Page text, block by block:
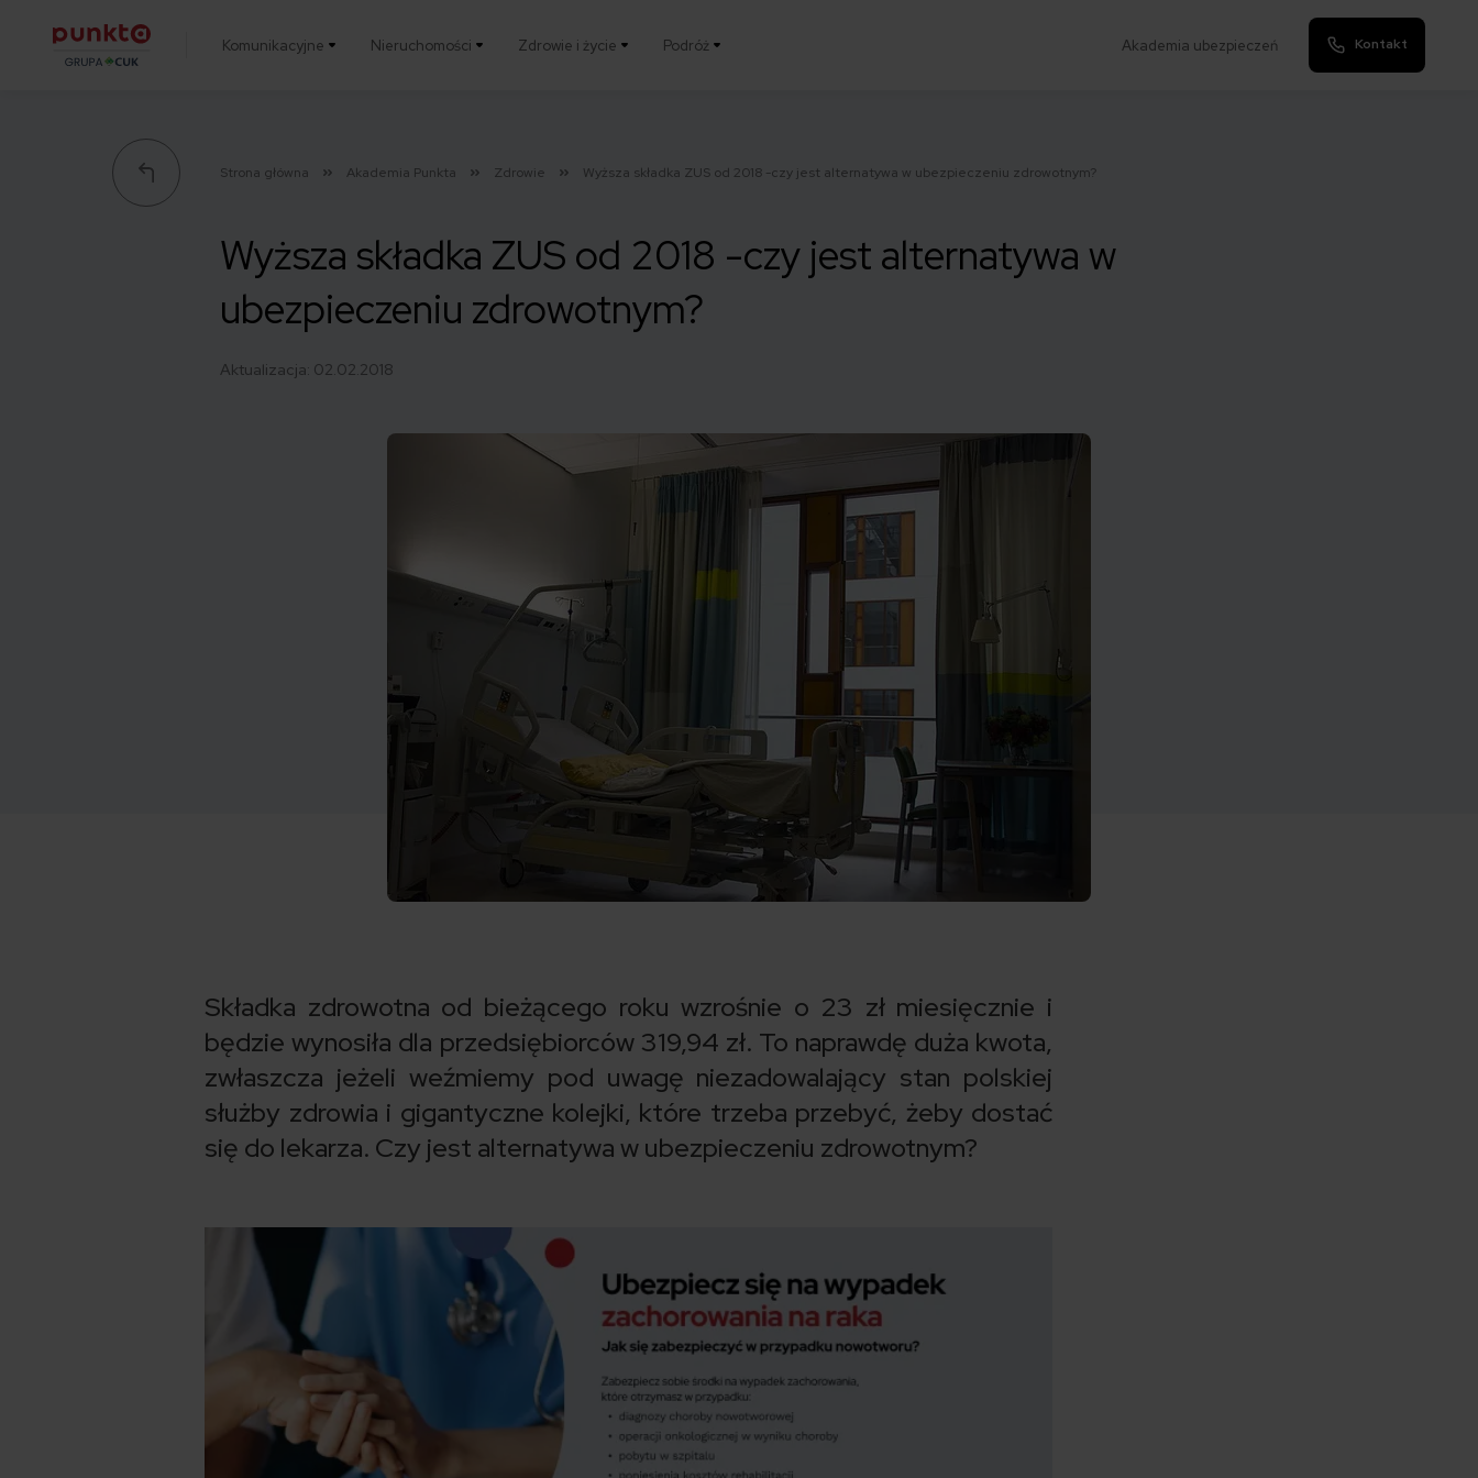
Komunikacyjne Nieruchomości Zdrowie i życie Podróż Akademia ubezpieczeń Kontakt
Strona główna Akademia Punkta Zdrowie Wyższa składka ZUS od 2018 -czy jest alternatywa w ubezpieczeniu zdrowotnym?
Wyższa składka ZUS od 2018 -czy jest alternatywa w
ubezpieczeniu zdrowotnym?
Aktualizacja: 02.02.2018
Składka zdrowotna od bieżącego roku wzrośnie o 23 zł miesięcznie i
będzie wynosiła dla przedsiębiorców 319,94 zł. To naprawdę duża kwota,
zwłaszcza jeżeli weźmiemy pod uwagę niezadowalający stan polskiej
służby zdrowia i gigantyczne kolejki, które trzeba przebyć, żeby dostać
się do lekarza. Czy jest alternatywa w ubezpieczeniu zdrowotnym?